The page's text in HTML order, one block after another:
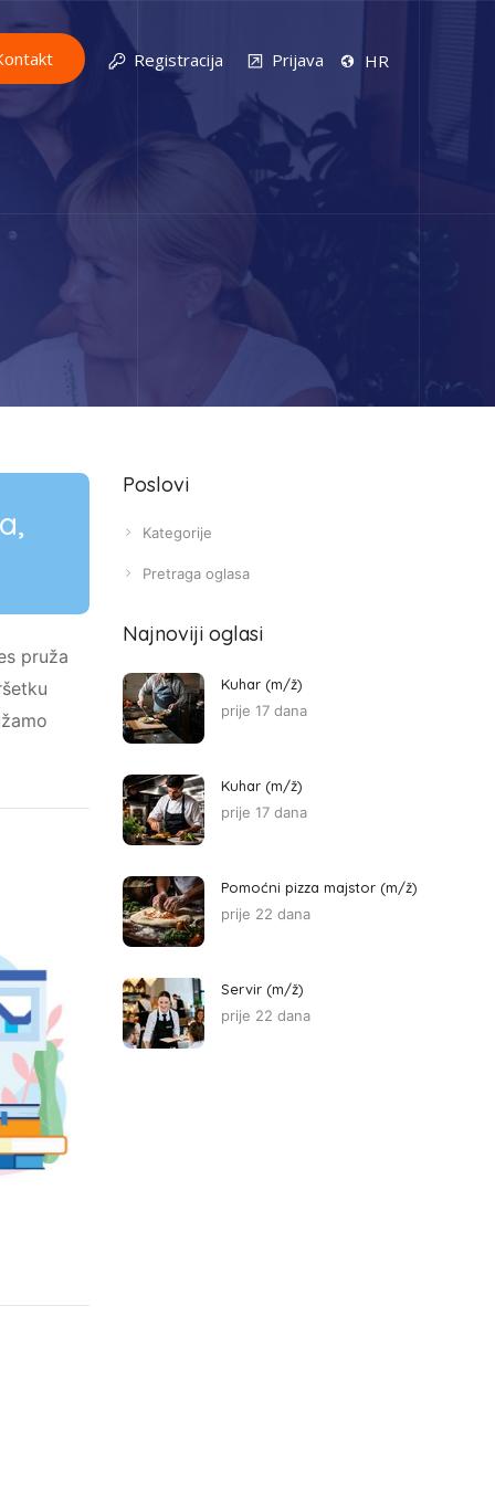
HR
Registracija Prijava
pruža
Poslovi
Kategorije
Pretraga oglasa
Najnoviji oglasi
Kuhar (m/ž)
prije 17 dana
Kuhar (m/ž)
prije 17 dana
Pomoćni pizza majstor (m/ž)
prije 22 dana
Servir (m/ž)
prije 22 dana